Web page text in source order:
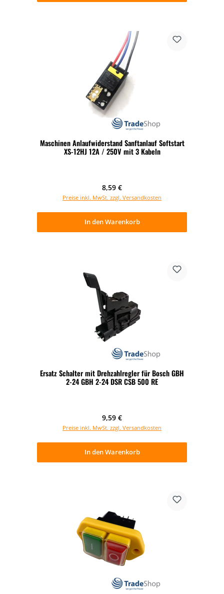
Maschinen Anlaufwiderstand Sanftanlauf Softstart
XS-12HJ 12A / 250V mit 3 Kabeln
Regulärer Preis:
8,59 €
Preise inkl. MwSt. zzgl. Versandkosten
In den Warenkorb
Ersatz Schalter mit Drehzahlregler für Bosch GBH
2-24 GBH 2-24 DSR CSB 500 RE
Regulärer Preis:
9,59 €
Preise inkl. MwSt. zzgl. Versandkosten
In den Warenkorb